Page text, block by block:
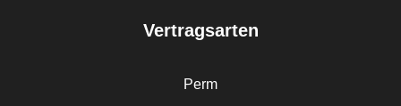
Vertragsarten
Perm